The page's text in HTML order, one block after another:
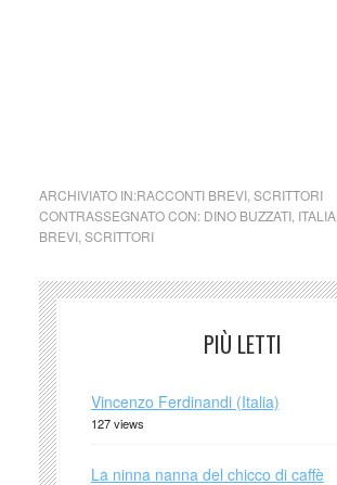
ARCHIVIATO IN:RACCONTI BREVI, SCRITTORI
CONTRASSEGNATO CON: DINO BUZZATI, ITALIA,
BREVI, SCRITTORI
PIÙ LETTI
Vincenzo Ferdinandi (Italia)
127 views
La ninna nanna del chicco di caffè